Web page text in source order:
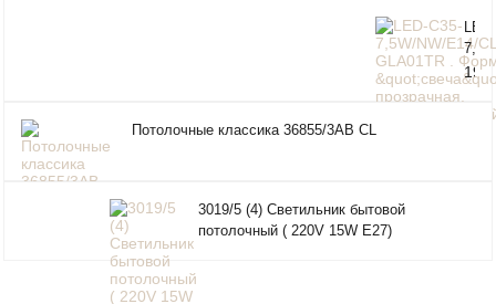
Потолочные классика 36855/3AB CL
3019/5 (4) Светильник бытовой
потолочный ( 220V 15W E27)